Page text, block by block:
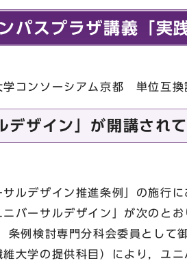
パスプラザ講義「実
コンソーシアム京都 単位互換
デザイン」が開講され
ルデザイン推進条例」の施行
バーサルデザイン」が次のとお
例検討専門分科会委員として
大学の提供科目）により，ユ